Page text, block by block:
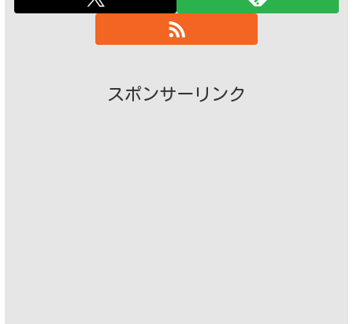
スポンサーリンク